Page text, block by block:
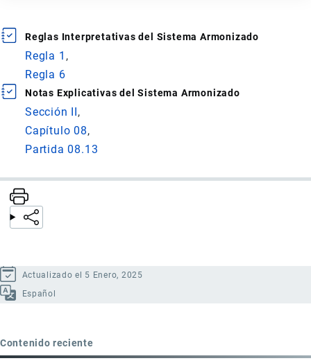
Reglas Interpretativas del Sistema Armonizado
Regla 1
Regla 6
Notas Explicativas del Sistema Armonizado
Sección II
Capítulo 08
Partida 08.13
Actualizado el 5 Enero, 2025
Español
Contenido reciente